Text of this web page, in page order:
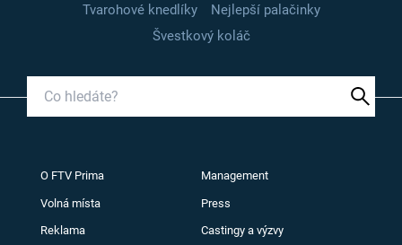
Tvarohové knedlíky
Nejlepší palačinky
Švestkový koláč
O FTV Prima Management
Volná místa Press
Reklama Castingy a výzvy